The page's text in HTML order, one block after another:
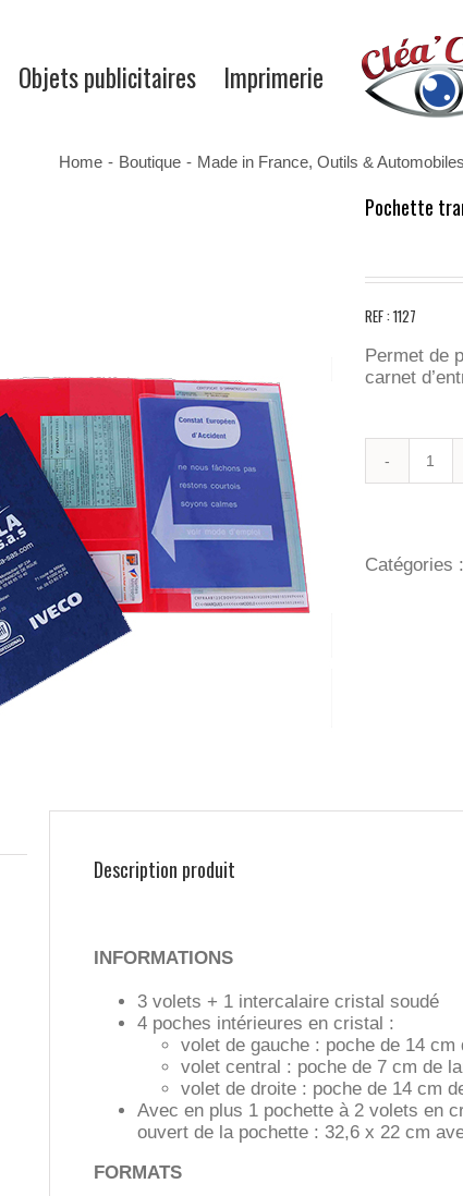
Objets publicitaires Imprimerie
Home - Boutique - Made in France, Outils & Automobiles
Pochette
REF : 1127
Permet de
carnet
de
Catégories :
Description produit
INFORMATIONS
3 volets + 1 intercalaire cristal soudé
4 poches intérieures en cristal :
volet de gauche : poche de 14 cm
volet central : poche de 7 cm de
volet de droite : poche de 14 cm
Avec en plus 1 pochette à 2 volets en
ouvert de la pochette : 32,6 x 22 cm
FORMATS